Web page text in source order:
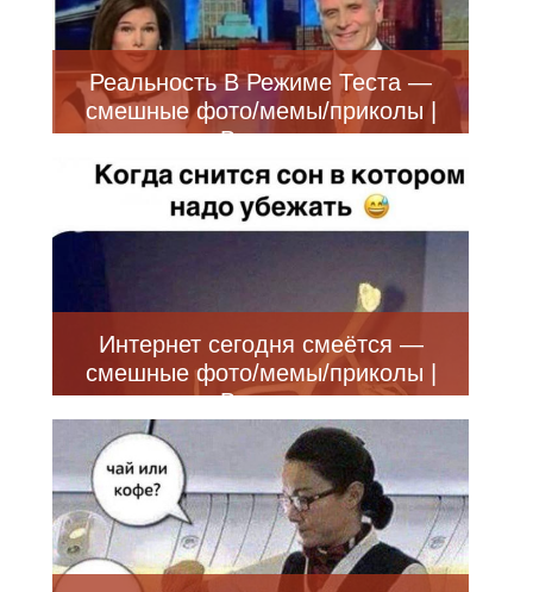
Реальность В Режиме Теста —
смешные фото/мемы/приколы |
Bugaga
Интернет сегодня смеётся —
смешные фото/мемы/приколы |
Bugaga